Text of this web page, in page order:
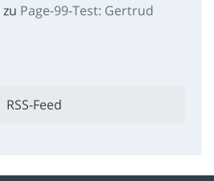
zu Page-99-Test: Gertrud
RSS-Feed